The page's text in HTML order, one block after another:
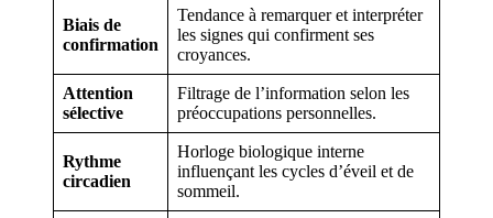
Biais de
confirmation
Tendance à remarquer et interpréter
les signes qui confirment ses
croyances.
Attention
sélective
Filtrage de l’information selon les
préoccupations personnelles.
Rythme
circadien
Horloge biologique interne
influençant les cycles d’éveil et de
sommeil.